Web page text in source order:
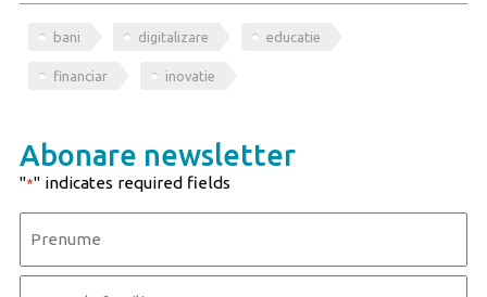
bani digitalizare educatie
financiar inovatie
Abonare newsletter
"*" indicates required fields
First